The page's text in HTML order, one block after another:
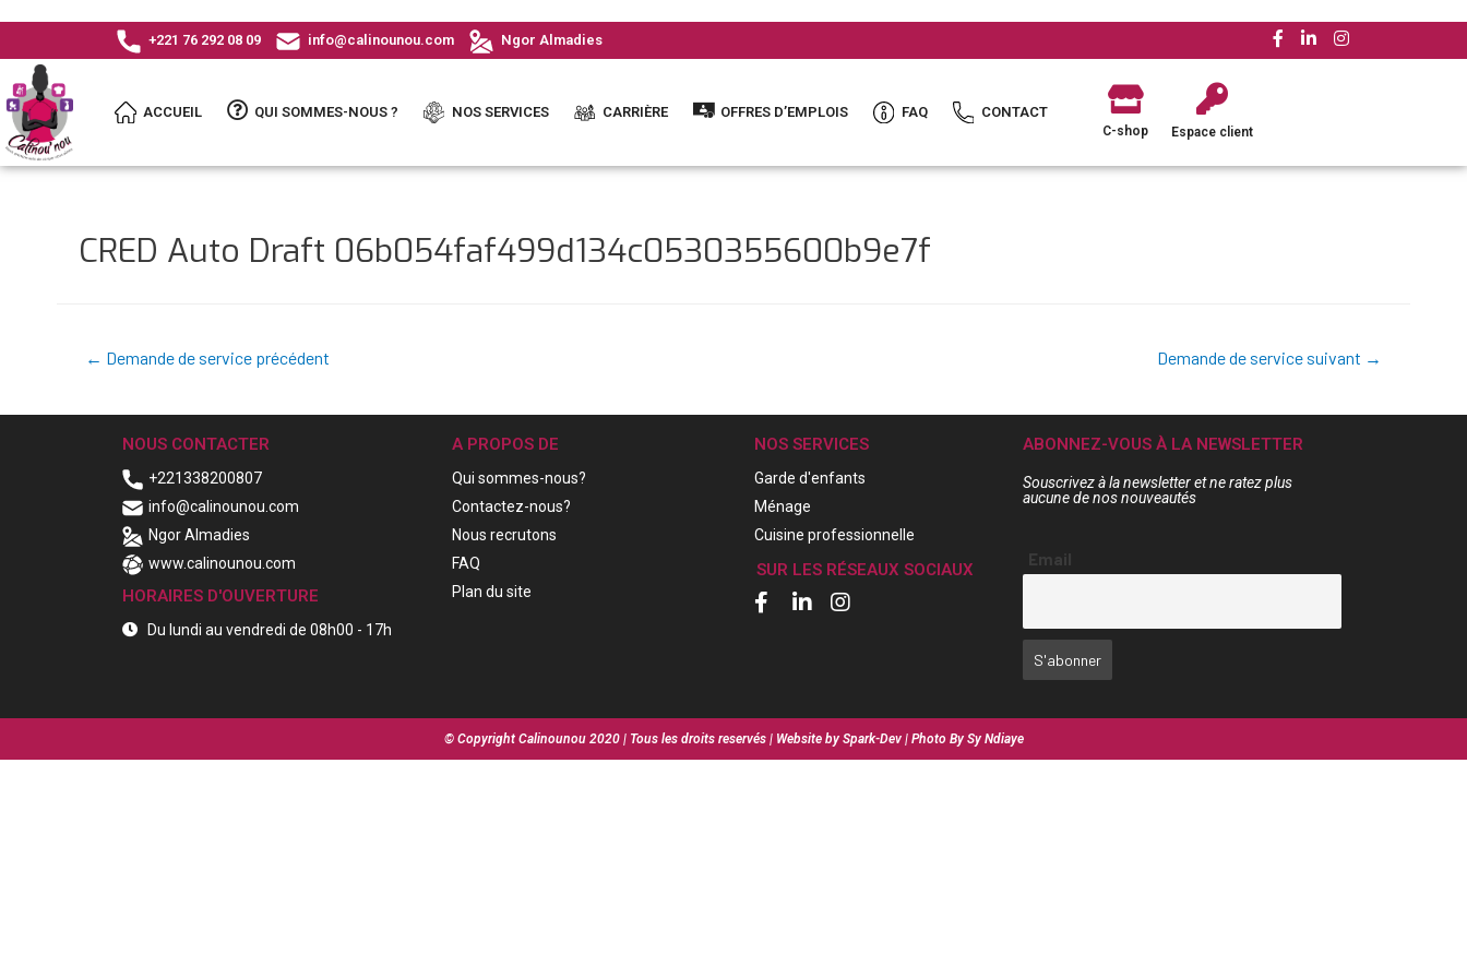
+221 76 292 08 09 info@calinounou.com Ngor Almadies
ACCUEIL QUI SOMMES-NOUS ? NOS SERVICES CARRIÈRE OFFRES D’EMPLOIS FAQ CONTACT
C-shop Espace client
CRED Auto Draft 06b054faf499d134c0530355600b9e7f
← Demande de service précédent Demande de service suivant →
NOUS CONTACTER
+221338200807
info@calinounou.com
Ngor Almadies
www.calinounou.com
HORAIRES D'OUVERTURE
Du lundi au vendredi de 08h00 - 17h
A PROPOS DE
Qui sommes-nous?
Contactez-nous?
Nous recrutons
FAQ
Plan du site
NOS SERVICES
Garde d'enfants
Ménage
Cuisine professionnelle
SUR LES RÉSEAUX SOCIAUX
ABONNEZ-VOUS À LA NEWSLETTER
Souscrivez à la newsletter et ne ratez plus
aucune de nos nouveautés
Email
© Copyright Calinounou 2020 | Tous les droits reservés | Website by Spark-Dev | Photo By Sy Ndiaye